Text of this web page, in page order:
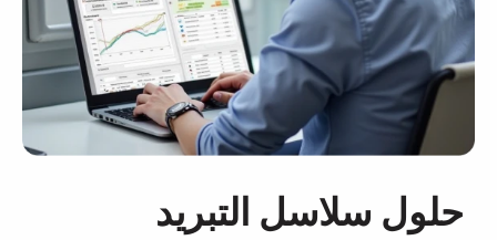
حلول سلاسل التبريد